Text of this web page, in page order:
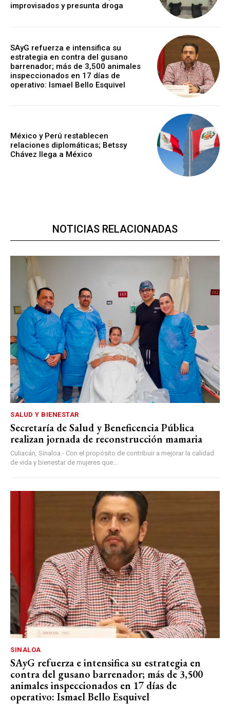
improvisados y presunta droga
SAyG refuerza e intensifica su
estrategia en contra del gusano
barrenador; más de 3,500 animales
inspeccionados en 17 días de
operativo: Ismael Bello Esquivel
México y Perú restablecen
relaciones diplomáticas; Betssy
Chávez llega a México
NOTICIAS RELACIONADAS
SALUD Y BIENESTAR
Secretaría de Salud y Beneficencia Pública
realizan jornada de reconstrucción mamaria
Culiacán, Sinaloa.- Con el propósito de contribuir a mejorar la calidad
de vida y bienestar de mujeres que...
SINALOA
SAyG refuerza e intensifica su estrategia en
contra del gusano barrenador; más de 3,500
animales inspeccionados en 17 días de
operativo: Ismael Bello Esquivel